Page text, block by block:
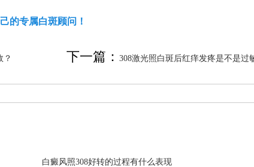
的专属白斑顾问！
？ 下一篇： 308激光照白斑后红痒发疼是不是过
白癜风照308好转的过程有什么表现